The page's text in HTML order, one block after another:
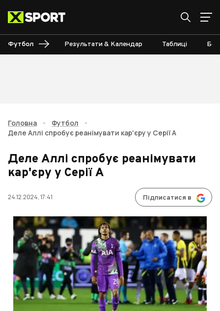
Футбол Результати & Календар Таблиці
Головна • Футбол
•
Деле Аллі спробує реанімувати кар'єру у Серії А
Деле Аллі спробує реанімувати
кар'єру у Серії А
24.12.2024, 17:41 Підписатися в